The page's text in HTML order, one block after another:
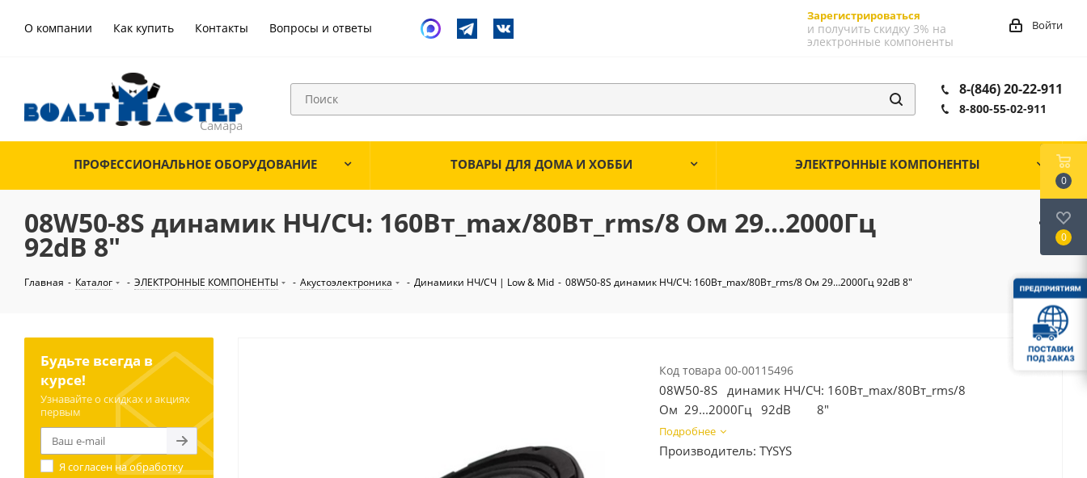
О компании Как купить Контакты Вопросы и ответы
Зарегистрироваться
и получить скидку 3% на
электронные компоненты
Войти
8-(846) 20-22-911
8-800-55-02-911
ПРОФЕССИОНАЛЬНОЕ ОБОРУДОВАНИЕ ТОВАРЫ ДЛЯ ДОМА И ХОББИ ЭЛЕКТРОННЫЕ КОМПОНЕНТЫ
08W50-8S динамик НЧ/СЧ: 160Вт_max/80Вт_rms/8 Ом 29...2000Гц
92dB 8"
Главная - Каталог - ЭЛЕКТРОННЫЕ КОМПОНЕНТЫ - Акустоэлектроника - Динамики НЧ/СЧ | Low & Mid - 08W50-8S динамик НЧ/СЧ: 160Вт_max/80Вт_rms/8 Ом 29...2000Гц 92dB 8"
Код товара 00-00115496
08W50-8S динамик НЧ/СЧ: 160Вт_max/80Вт_rms/8
Ом 29...2000Гц 92dB 8"
Подробнее
Производитель: TYSYS
Будьте всегда в
курсе!
Узнавайте о скидках и акциях
первым
Я согласен наобработку
0
0